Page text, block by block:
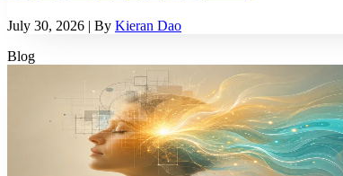
July 30, 2026 | By Kieran Dao
Blog